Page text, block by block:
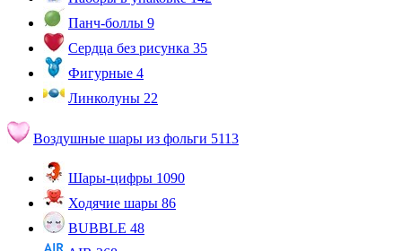
Панч-боллы 9
Сердца без рисунка 35
Фигурные 4
Линколуны 22
Воздушные шары из фольги 5113
Шары-цифры 1090
Ходячие шары 86
BUBBLE 48